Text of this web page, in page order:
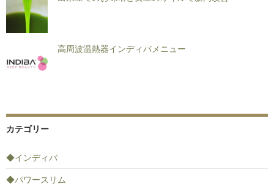
高周波温熱器インディバメニュー
カテゴリー
◆インディバ
◆パワースリム